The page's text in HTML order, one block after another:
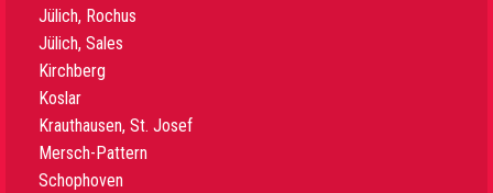
Jülich, Rochus
Jülich, Sales
Kirchberg
Koslar
Krauthausen, St. Josef
Mersch-Pattern
Schophoven